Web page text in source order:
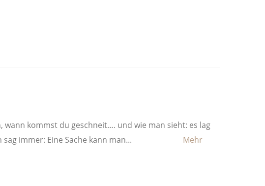
wann kommst du geschneit…. und wie man sieht: es lag
immer: Eine Sache kann man...